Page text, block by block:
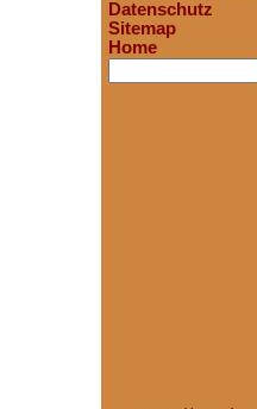
Datenschutz
Sitemap
Home